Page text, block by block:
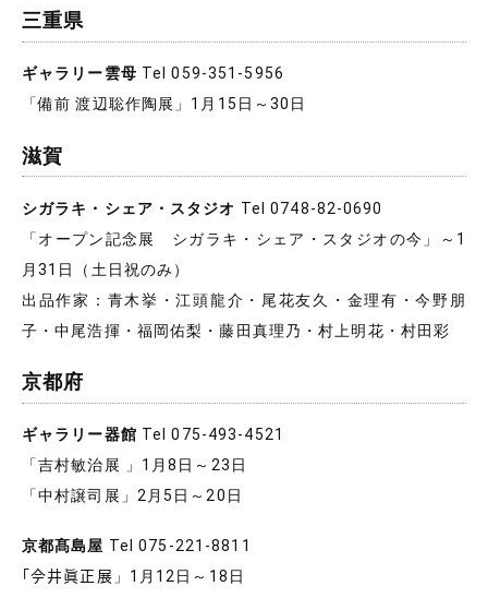
三重県
ギャラリー雲母 Tel 059-351-5956
「備前 渡辺聡作陶展」1月15日～30日
滋賀
シガラキ・シェア・スタジオ Tel 0748-82-0690
「オープン記念展 シガラキ・シェア・スタジオの今」～1
月31日（土日祝のみ）
出品作家：青木挙・江頭龍介・尾花友久・金理有・今野朋
子・中尾浩揮・福岡佑梨・藤田真理乃・村上明花・村田彩
京都府
ギャラリー器館 Tel 075-493-4521
「吉村敏治展 」1月8日～23日
「中村譲司展」2月5日～20日
京都髙島屋 Tel 075-221-8811
「𫝆井眞正展」1月12日～18日